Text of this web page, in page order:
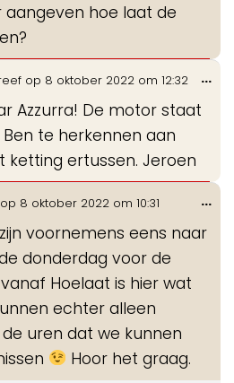
hoe laat de
op 8 oktober 2022 om 12:32
Azzurra! De motor staat
Ben te herkennen aan
ertussen. Jeroen
...
8 oktober 2022 om 10:31
voornemens eens naar
donderdag voor de
Hoelaat is hier wat
echter alleen
uren dat we kunnen
Hoor het graag.
...